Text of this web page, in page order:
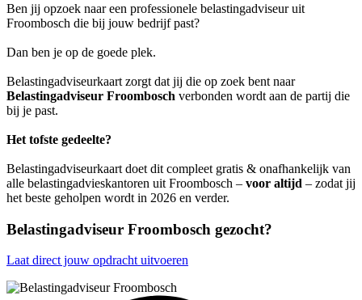
Ben jij opzoek naar een professionele belastingadviseur uit
Froombosch die bij jouw bedrijf past?
Dan ben je op de goede plek.
Belastingadviseurkaart zorgt dat jij die op zoek bent naar
Belastingadviseur Froombosch verbonden wordt aan de partij die
bij je past.
Het tofste gedeelte?
Belastingadviseurkaart doet dit compleet gratis & onafhankelijk van
alle belastingadvieskantoren uit Froombosch – voor altijd – zodat jij
het beste geholpen wordt in 2026 en verder.
Belastingadviseur Froombosch gezocht?
Laat direct jouw opdracht uitvoeren